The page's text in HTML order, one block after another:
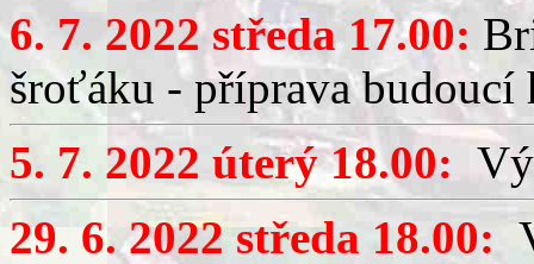
6. 7. 2022 středa 17.00:
šroťáku - příprava budoucí
5. 7. 2022 úterý 18.00:
29. 6. 2022 středa 18.00: